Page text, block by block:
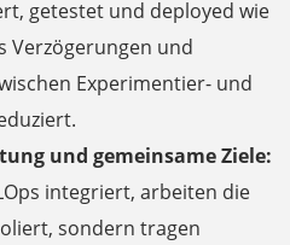
getestet und deployed wie
Verzögerungen und
Experimentier- und
und gemeinsame Ziele:
integriert, arbeiten die
sondern tragen